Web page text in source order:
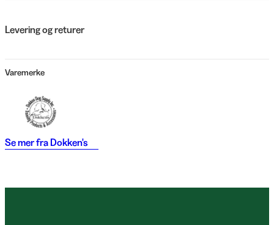
Levering og returer
Varemerke
Se mer fra Dokken's